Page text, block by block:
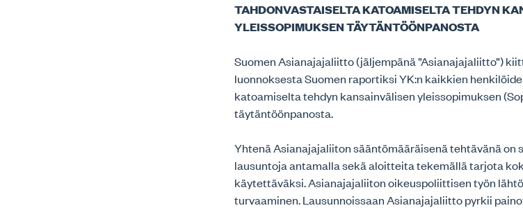
TAHDONVASTAISELTA KATOAMISELTA TEHDYN
YLEISSOPIMUKSEN TÄYTÄNTÖÖNPANOSTA
Suomen Asianajajaliitto (jäljempänä ”Asianajajaliitto”)
luonnoksesta Suomen raportiksi YK:n kaikkien
katoamiselta tehdyn kansainvälisen yleissopimuksen
täytäntöönpanosta.
Yhtenä Asianajajaliiton sääntömääräisenä tehtävänä on
lausuntoja antamalla sekä aloitteita tekemällä tarjota
käytettäväksi. Asianajajaliiton oikeuspoliittisen työn
turvaaminen. Lausunnoissaan Asianajajaliitto pyrkii